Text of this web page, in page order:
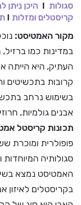
סגולות
היכן ניתן
קריסטלים ומזלות
מקור האמטיסט:
במדינות כמו ברזיל,
העתיק, היא הייתה
קרובות בתכשיטים
בשימוש נרחב
אבנים גולמיות,
תכונות קריסטל
פופולרית ומוכרת
סגולותיה
האמטיסט נמצא
בקריסטלים לאיזון